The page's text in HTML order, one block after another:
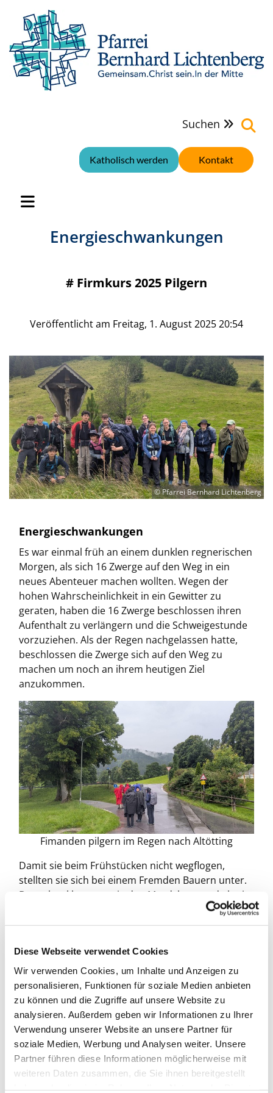
Diese Webseite verwendet Cookies
Wir verwenden Cookies, um Inhalte und Anzeigen zu
personalisieren, Funktionen für soziale Medien anbieten
zu können und die Zugriffe auf unsere Website zu
analysieren. Außerdem geben wir Informationen zu Ihrer
Verwendung unserer Website an unsere Partner für
soziale Medien, Werbung und Analysen weiter. Unsere
Partner führen diese Informationen möglicherweise mit
weiteren Daten zusammen, die Sie ihnen bereitgestellt
Suchen 
Kontakt
Katholisch werden
Energieschwankungen
# Firmkurs 2025 Pilgern
Veröffentlicht am Freitag, 1. August 2025 20:54
© Pfarrei Bernhard Lichtenberg
Energieschwankungen
Es war einmal früh an einem dunklen regnerischen
Morgen, als sich 16 Zwerge auf den Weg in ein
neues Abenteuer machen wollten. Wegen der
hohen Wahrscheinlichkeit in ein Gewitter zu
geraten, haben die 16 Zwerge beschlossen ihren
Aufenthalt zu verlängern und die Schweigestunde
vorzuziehen. Als der Regen nachgelassen hatte,
beschlossen die Zwerge sich auf den Weg zu
machen um noch an ihrem heutigen Ziel
anzukommen.
Fimanden pilgern im Regen nach Altötting
Damit sie beim Frühstücken nicht wegflogen,
stellten sie sich bei einem Fremden Bauern unter.
Danach erklommen sie den Mordsberg und als sie
oben ankamen waren sie fast vor Energielosigkeit
gestorben. Um ihr Energielevel in die Höhe zu
Powergemisch, sprich Eis. Nach dieser Stärkung
erreichten sie in Null Komma nichts ihr Ziel den
Schliersee. Viele Zwerge nahmen zur Abkühlung
ein kleines erholsames Bad im See. Weil es kurz
danach wieder anfing zu regnen schafften die
Zwerge es fast nicht mehr nach Hause.
Andere wuschen ihre Wäsche und zauberten
etwas Leckeres zum Abendessen. Bratwurst,
Kartoffelstampf und Sauerkraut. Danach war das